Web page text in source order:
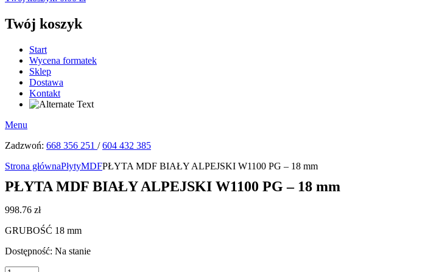
Twój koszyk
Start
Wycena formatek
Sklep
Dostawa
Kontakt
Menu
Zadzwoń: 668 356 251 /604 432 385
Strona głównaPłytyMDFPŁYTA MDF BIAŁY ALPEJSKI W1100 PG – 18 mm
PŁYTA MDF BIAŁY ALPEJSKI W1100 PG – 18 mm
998.76 zł
GRUBOŚĆ 18 mm
Dostępność: Na stanie